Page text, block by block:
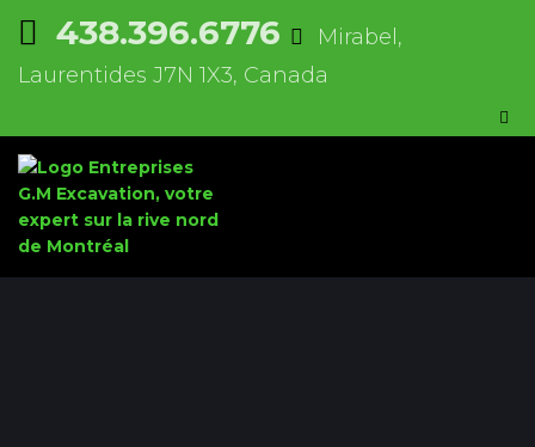
438.396.6776
Mirabel,
Laurentides J7N 1X3, Canada